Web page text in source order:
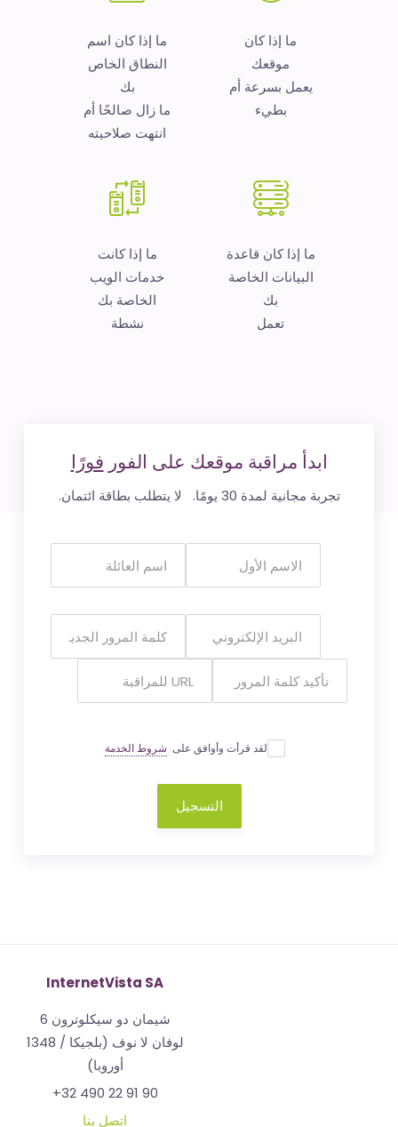
ما إذا كان
موقعك
يعمل بسرعة أم
بطيء
ما إذا كان اسم
النطاق الخاص
بك
ما زال صالحًا أم
انتهت صلاحيته
ما إذا كان قاعدة
البيانات الخاصة
بك
تعمل
ما إذا كانت
خدمات الويب
الخاصة بك
نشطة
ابدأ مراقبة موقعك على الفورفورًا
تجربة مجانية لمدة 30 يومًا. لا يتطلب بطاقة ائتمان.
لقد قرأت وأوافق علىشروط الخدمة
التسجيل
InternetVista SA
شيمان دو سيكلوترون 6
1348 لوفان لا نوف (بلجيكا /
أوروبا)
+32 490 22 91 90
اتصل بنا